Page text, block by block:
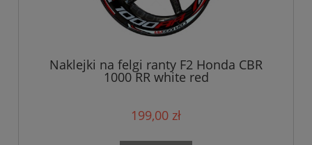
Naklejki na felgi ranty F2 Honda CBR
1000 RR white red
199,00 zł